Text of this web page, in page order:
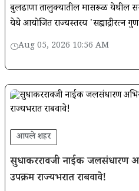
बुलढाणा तालुक्यातील मासरूळ येथील
येथे आयोजित राज्यस्तरीय 'सह्याद्रीरत्न
'सह्याद्रीरत्न गुणगौरव पुरस्कार' प्रदान
Aug 05, 2026 10:56 AM
आपले शहर
सुधाकररावजी नाईक जलसंधारण
उपक्रम राज्यभरात राबवावे!